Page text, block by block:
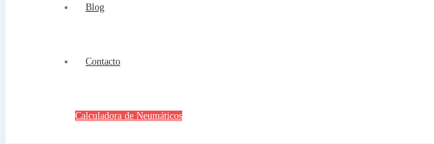
Blog
Contacto
Calculadora de Neumáticos